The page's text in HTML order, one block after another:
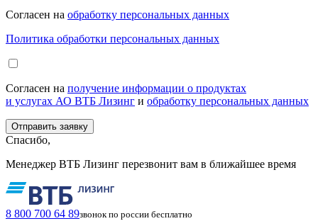
Согласен на обработку персональных данных
Политика обработки персональных данных
Согласен на получение информации о продуктах
и услугах АО ВТБ Лизинг и обработку персональных данных
Спасибо,
Менеджер ВТБ Лизинг перезвонит вам в ближайшее время
8 800 700 64 89звонок по россии бесплатно